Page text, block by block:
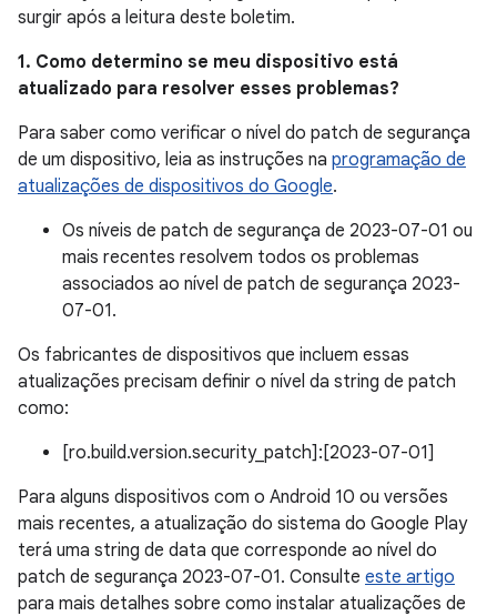
surgir após a leitura deste boletim.
1. Como determino se meu dispositivo está
atualizado para resolver esses problemas?
Para saber como verificar o nível do patch de segurança
de um dispositivo, leia as instruções na programação de
atualizações de dispositivos do Google.
Os níveis de patch de segurança de 2023-07-01 ou
mais recentes resolvem todos os problemas
associados ao nível de patch de segurança 2023-
07-01.
Os fabricantes de dispositivos que incluem essas
atualizações precisam definir o nível da string de patch
como:
[ro.build.version.security_patch]:[2023-07-01]
Para alguns dispositivos com o Android 10 ou versões
mais recentes, a atualização do sistema do Google Play
terá uma string de data que corresponde ao nível do
patch de segurança 2023-07-01. Consulte este artigo
para mais detalhes sobre como instalar atualizações de